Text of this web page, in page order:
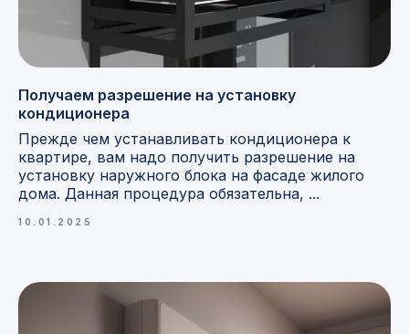
Получаем разрешение на установку
кондиционера
Прежде чем устанавливать кондиционера к
квартире, вам надо получить разрешение на
установку наружного блока на фасаде жилого
дома. Данная процедура обязательна, ...
10.01.2025